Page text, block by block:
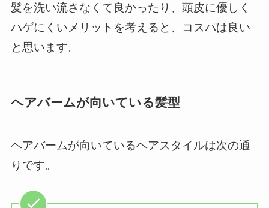
髪を洗い流さなくて良かったり、頭皮に優しく
ハゲにくいメリットを考えると、コスパは良い
と思います。
ヘアバームが向いている髪型
ヘアバームが向いているヘアスタイルは次の通
りです。